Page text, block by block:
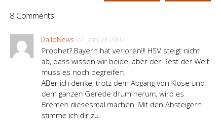
8 Comments
DalloNews 27. Januar 2007
Prophet? Bayern hat verloren!!! HSV steigt nicht
ab, dass wissen wir beide, aber der Rest der Welt
muss es noch begreifen.
ABer ich denke, trotz dem Abgang von Klose und
dem ganzen Gerede drum herum, wird es
Bremen diesesmal machen. Mit den Absteigern
stimme ich dir zu.